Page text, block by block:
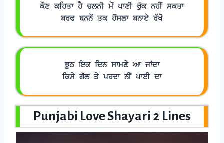
ਕੌਣ ਕਹਿਤਾ ਹੈ ਚਲਨੀ ਮੇਂ ਪਾਣੀ ਰੁੱਕ ਨਹੀਂ ਸਕਤਾ
ਬਰਫ ਬਨਨੇਂ ਤਕ ਹੋਂਸਲਾ ਬਨਾਏ ਰੱਖੋ
ਝੂਠ ਇਕ ਦਿਨ ਸਾਮਣੇ ਆ ਜਾਂਦਾ
ਕਿਸੇ ਗੱਲ ਤੇ ਪਰਦਾ ਨੀਂ ਪਾਈ ਦਾ
Punjabi Love Shayari 2 Lines